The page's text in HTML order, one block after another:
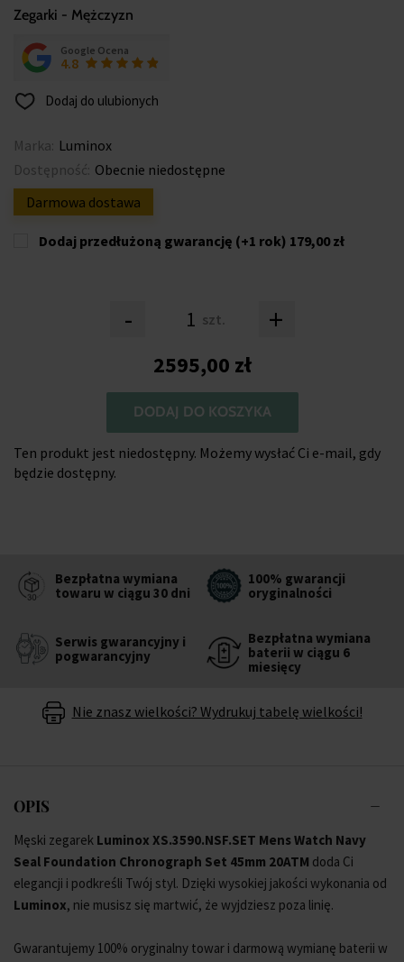
Zegarki - Mężczyzn
Google Ocena
4.8
Dodaj do ulubionych
Marka: Luminox
Dostępność: Obecnie niedostępne
Darmowa dostawa
Dodaj przedłużoną gwarancję (+1 rok) 179,00 zł
- szt. +
2595,00 zł
DODAJ DO KOSZYKA
Ten produkt jest niedostępny. Możemy wysłać Ci e-mail, gdy
będzie dostępny.
Bezpłatna wymiana
towaru w ciągu 30 dni
100% gwarancji
oryginalności
Serwis gwarancyjny i
pogwarancyjny
Bezpłatna wymiana
baterii w ciągu 6
miesięcy
Nie znasz wielkości? Wydrukuj tabelę wielkości!
OPIS
Męski zegarek Luminox XS.3590.NSF.SET Mens Watch Navy
Seal Foundation Chronograph Set 45mm 20ATM doda Ci
elegancji i podkreśli Twój styl. Dzięki wysokiej jakości wykonania od
Luminox, nie musisz się martwić, że wyjdziesz poza linię.
Gwarantujemy 100% oryginalny towar i darmową wymianę baterii w